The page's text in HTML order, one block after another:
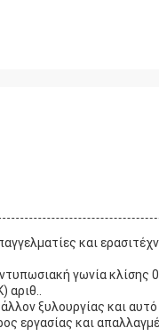
και
γωνία κλίσης
ξυλουργίας και
εργασίας και